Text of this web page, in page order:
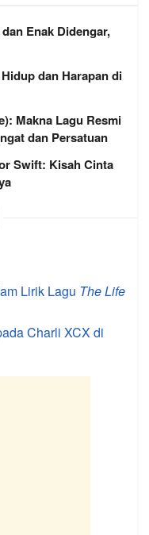
Enak Didengar,
dan Harapan di
Makna Lagu Resmi
dan Persatuan
Swift: Kisah Cinta
Lirik Lagu The Life
Charli XCX di